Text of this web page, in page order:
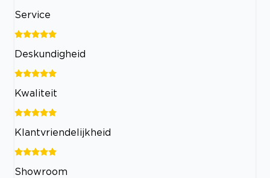
Service
Deskundigheid
Kwaliteit
Klantvriendelijkheid
Showroom